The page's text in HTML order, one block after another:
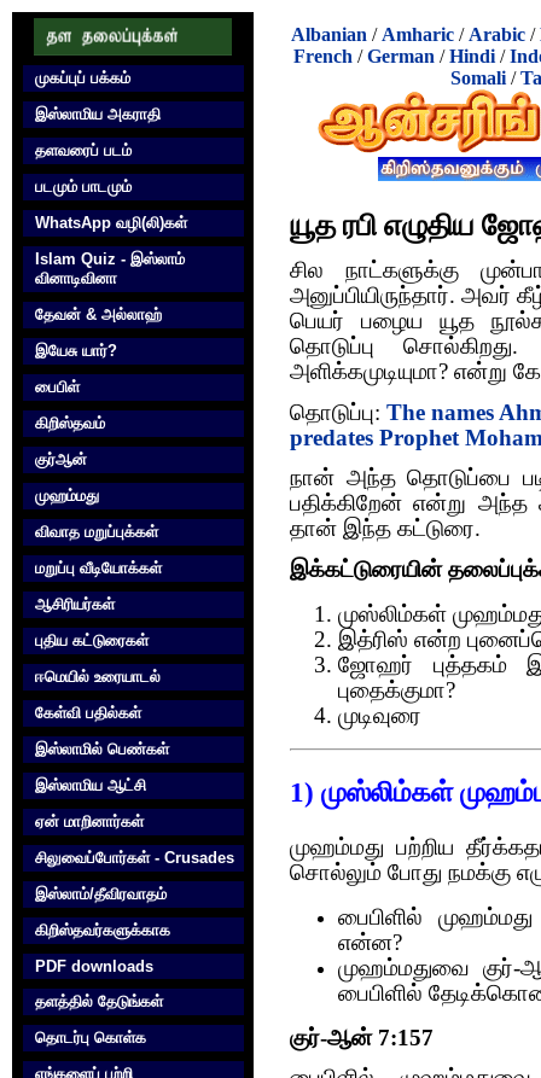
முகப்புப் பக்கம்
இஸ்லாமிய அகராதி
தளவரைப் படம்
படமும் பாடமும்
WhatsApp வழி(லி)கள்
Islam Quiz - இஸ்லாம்
வினாடிவினா
தேவன் & அல்லாஹ்
இயேசு யார்?
பைபிள்
கிறிஸ்தவம்
குர்‍ஆன்
முஹம்மது
விவாத மறுப்புக்கள்
மறுப்பு வீடியோக்கள்
ஆசிரியர்கள்
புதிய கட்டுரைகள்
ஈமெயில் உரையாடல்
கேள்வி பதில்கள்
இஸ்லாமில் பெண்கள்
இஸ்லாமிய ஆட்சி
ஏன் மாறினார்கள்
சிலுவைப்போர்கள் - Crusades
இஸ்லாம்/தீவிரவாதம்
கிறிஸ்தவர்களுக்காக‌
PDF downloads
தளத்தில் தேடுங்கள்
தொடர்பு கொள்க‌
எங்களைப் பற்றி
Albanian / Amharic / Arabic /
French /German /Hindi /
Somali/
யூத ரபி எழுதிய
சில நாட்களுக்கு
அனுப்பியிருந்தார். அவர்
பெயர் பழைய யூத
தொடுப்பு
அளிக்கமுடியுமா? என்று
தொடுப்பு: The names
predates Prophet
நான் அந்த தொடுப்பை
பதிக்கிறேன் என்று அந்த
தான் இந்த கட்டுரை.
இக்கட்டுரையின்
முஸ்லிம்கள்
இத்ரிஸ் என்ற
ஜோஹர் புத்தகம்
புதைக்குமா?
முடிவுரை
1) முஸ்லிம்கள்
முஹம்மது பற்றிய
சொல்லும் போது நமக்கு
பைபிளில்
என்ன?
முஹம்மதுவை குர்-
பைபிளில்
குர்-ஆன் 7:157